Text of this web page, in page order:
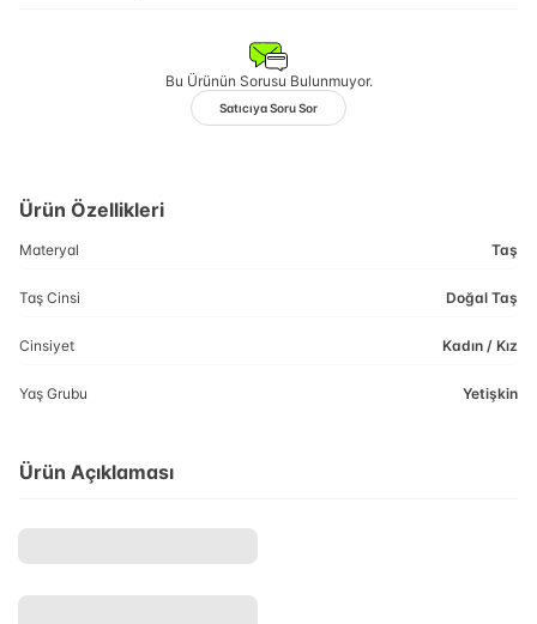
Bu Ürünün Sorusu Bulunmuyor.
Satıcıya Soru Sor
Ürün Özellikleri
Materyal Taş
Taş Cinsi Doğal Taş
Cinsiyet Kadın / Kız
Yaş Grubu Yetişkin
Ürün Açıklaması